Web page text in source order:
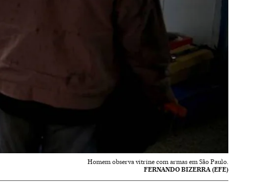
Homem observa vitrine com armas em São Paulo.
FERNANDO BIZERRA (EFE)